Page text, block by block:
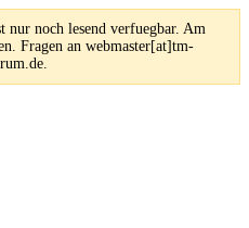
nur noch lesend verfuegbar. Am
Fragen an webmaster[at]tm-